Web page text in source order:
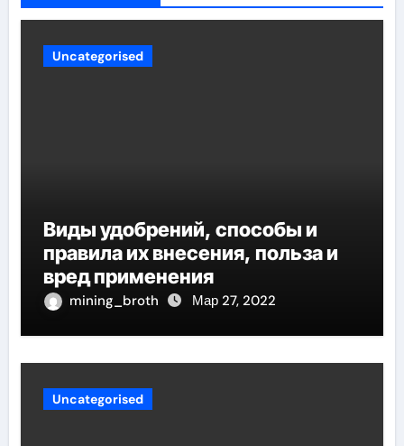
Uncategorised
Виды удобрений, способы и
правила их внесения, польза и
вред применения
mining_broth Мар 27, 2022
Uncategorised